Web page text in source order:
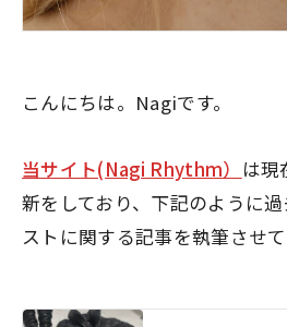
こんにちは。Nagiです。
当サイト(Nagi Rhythm） は現
新をしており、下記のように
ストに関する記事を執筆させ